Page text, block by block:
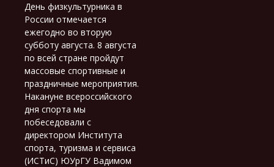
День физкультурника в
России отмечается
ежегодно во вторую
субботу августа. 8 августа
по всей стране пройдут
массовые спортивные и
праздничные мероприятия.
Накануне всероссийского
дня спорта мы
побеседовали с
директором Института
спорта, туризма и сервиса
(ИСТиС) ЮУрГУ Вадимом